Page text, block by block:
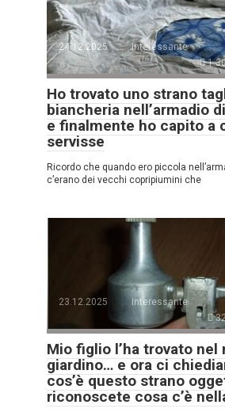
24.12.2025
Interessante
Ho trovato uno strano
biancheria nell’armadio
e finalmente ho capito a
servisse
Ricordo che quando ero piccola
c’erano dei vecchi copripiumini che
23.12.2025
Interessante
Mio figlio l’ha trovato nel
giardino… e ora ci
cos’è questo strano
riconoscete cosa c’è